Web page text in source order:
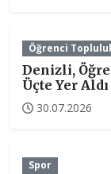
Öğrenci
Denizli,
Üçte Yer Aldı
30.07.2026
Spor